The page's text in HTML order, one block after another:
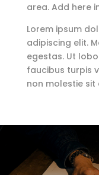
area. Add here
Lorem ipsum
adipiscing elit.
egestas. Ut
faucibus turpis
non molestie sit